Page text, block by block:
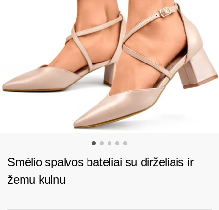
Smėlio spalvos bateliai su dirželiais ir
žemu kulnu